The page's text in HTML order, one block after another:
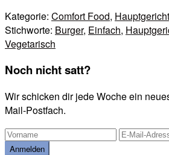
Kategorie: Comfort Food,
Stichworte: Burger, Einfach,
Vegetarisch
Noch nicht satt?
Wir schicken dir jede Woche ein
Mail-Postfach.